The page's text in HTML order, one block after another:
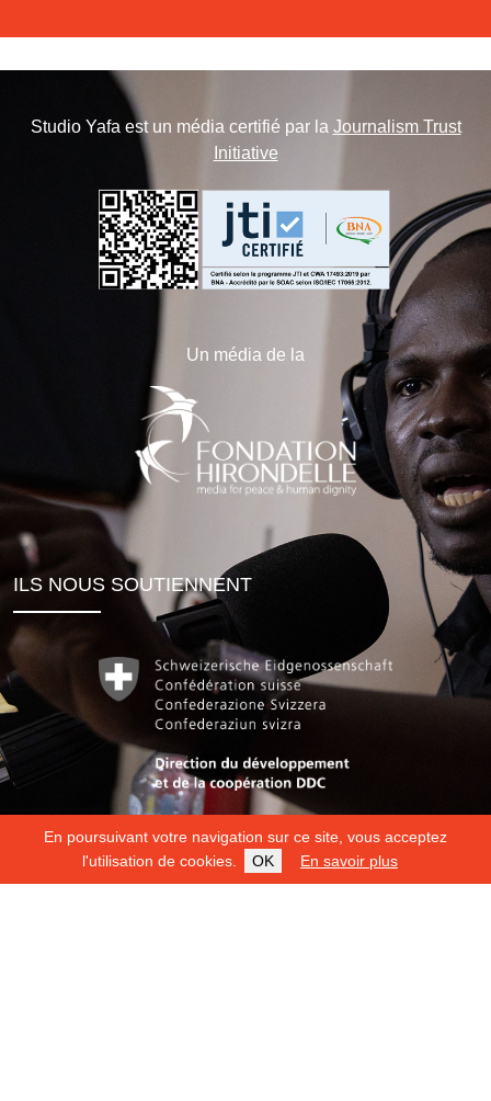
En poursuivant votre navigation sur ce site, vous acceptez
l'utilisation de cookies.
OK En savoir plus
Studio Yafa est un média certifié par la Journalism Trust
Initiative
Un média de la
ILS NOUS SOUTIENNENT